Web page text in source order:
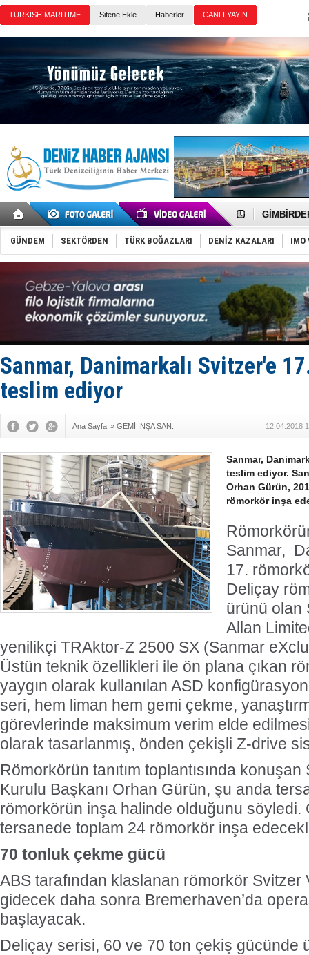
TURKISH MARITIME Sitene Ekle Haberler CANLI YAYIN
FESCO,
35 milyon
İnsansız
Yüzyıl
Anadolu
Derince,
Tüpraş,
İTU AUV,
LNG
PROYAD,
Türkiye-
Deniz
GÜNDEM SEKTÖRDEN TÜRK BOĞAZLARI DENİZ KAZALARI IMO
Sanmar, Danimarkalı Svitzer'e
teslim ediyor
Ana Sayfa » GEMİ İNŞA SAN. 12.04.2018
Sanmar,
teslim ediyor.
Orhan Gürün,
römorkör inşa
Sanmar,
17.
Deliçay
ürünü olan
Allan
yenilikçi TRAktor-Z 2500 SX (Sanmar
Üstün teknik özellikleri ile ön plana çıkan
yaygın olarak kullanılan ASD
seri, hem liman hem gemi çekme,
görevlerinde maksimum verim elde
olarak tasarlanmış, önden çekişli Z-drive
Römorkörün tanıtım toplantısında
Kurulu Başkanı Orhan Gürün, şu anda
römorkörün inşa halinde olduğunu söyledi.
tersanede toplam 24 römorkör inşa
70 tonluk çekme gücü
ABS tarafından klaslanan römorkör Svitzer
gidecek daha sonra Bremerhaven’da
başlayacak.
Deliçay serisi, 60 ve 70 ton çekiş gücünde